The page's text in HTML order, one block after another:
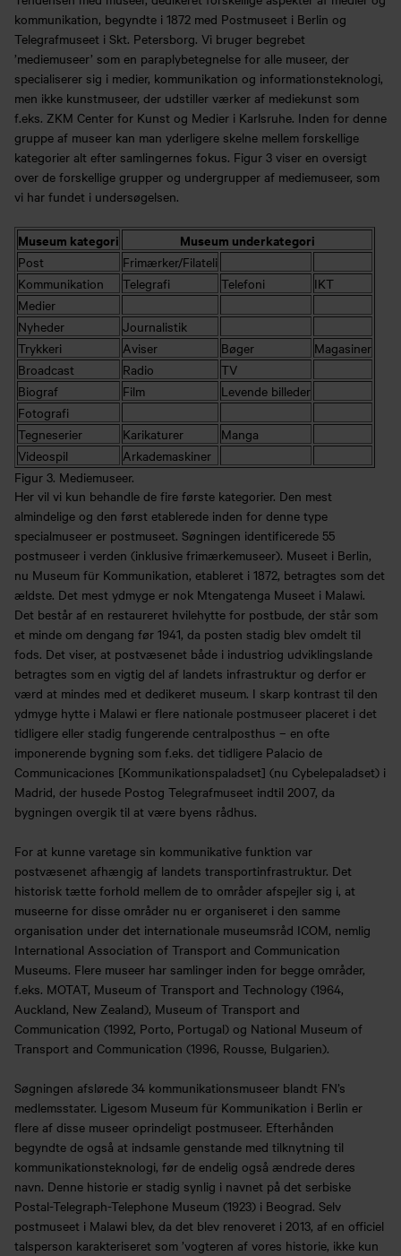
kommunikation, begyndte i 1872 med Postmuseet i Berlin og
Telegrafmuseet i Skt. Petersborg. Vi bruger begrebet
’mediemuseer’ som en paraplybetegnelse for alle museer, der
specialiserer sig i medier, kommunikation og informationsteknologi,
men ikke kunstmuseer, der udstiller værker af mediekunst som
f.eks. ZKM Center for Kunst og Medier i Karlsruhe. Inden for denne
gruppe af museer kan man yderligere skelne mellem forskellige
kategorier alt efter samlingernes fokus. Figur 3 viser en oversigt
over de forskellige grupper og undergrupper af mediemuseer, som
vi har fundet i undersøgelsen.
Museum kategori Museum underkategori
Post
Frimærker/Filateli
Kommunikation
Telegrafi Telefoni
IKT
Medier
Nyheder
Journalistik
Trykkeri
Aviser Bøger
Magasiner
Broadcast
Radio
TV
Biograf
Film
Levende billeder
Fotografi
Tegneserier
Karikaturer
Manga
Videospil
Arkademaskiner
Figur 3. Mediemuseer.
Her vil vi kun behandle de fire første kategorier. Den mest
almindelige og den først etablerede inden for denne type
specialmuseer er postmuseet. Søgningen identificerede 55
postmuseer i verden (inklusive frimærkemuseer). Museet i Berlin,
nu Museum für Kommunikation, etableret i 1872, betragtes som det
ældste. Det mest ydmyge er nok Mtengatenga Museet i Malawi.
Det består af en restaureret hvilehytte for postbude, der står som
et minde om dengang før 1941, da posten stadig blev omdelt til
fods. Det viser, at postvæsenet både i industriog udviklingslande
betragtes som en vigtig del af landets infrastruktur og derfor er
værd at mindes med et dedikeret museum. I skarp kontrast til den
ydmyge hytte i Malawi er flere nationale postmuseer placeret i det
tidligere eller stadig fungerende centralposthus – en ofte
imponerende bygning som f.eks. det tidligere Palacio de
Communicaciones [Kommunikationspaladset] (nu Cybelepaladset) i
Madrid, der husede Postog Telegrafmuseet indtil 2007, da
bygningen overgik til at være byens rådhus.
For at kunne varetage sin kommunikative funktion var
postvæsenet afhængig af landets transportinfrastruktur. Det
historisk tætte forhold mellem de to områder afspejler sig i, at
museerne for disse områder nu er organiseret i den samme
organisation under det internationale museumsråd ICOM, nemlig
International Association of Transport and Communication
Museums. Flere museer har samlinger inden for begge områder,
f.eks. MOTAT, Museum of Transport and Technology (1964,
Auckland, New Zealand), Museum of Transport and
Communication (1992, Porto, Portugal) og National Museum of
Transport and Communication (1996, Rousse, Bulgarien).
Søgningen afslørede 34 kommunikationsmuseer blandt FN’s
medlemsstater. Ligesom Museum für Kommunikation i Berlin er
flere af disse museer oprindeligt postmuseer. Efterhånden
begyndte de også at indsamle genstande med tilknytning til
kommunikationsteknologi, før de endelig også ændrede deres
navn. Denne historie er stadig synlig i navnet på det serbiske
Postal-Telegraph-Telephone Museum (1923) i Beograd. Selv
postmuseet i Malawi blev, da det blev renoveret i 2013, af en officiel
talsperson karakteriseret som ’vogteren af vores historie, ikke kun